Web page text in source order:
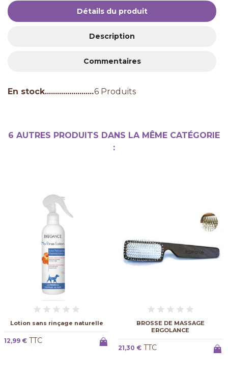
Détails du produit
Description
Commentaires
En stock 6 Produits
6 AUTRES PRODUITS DANS LA MÊME CATÉGORIE
:
Lotion sans rinçage naturelle
12,99 € TTC
BROSSE DE MASSAGE
ERGOLANCE
21,30 € TTC